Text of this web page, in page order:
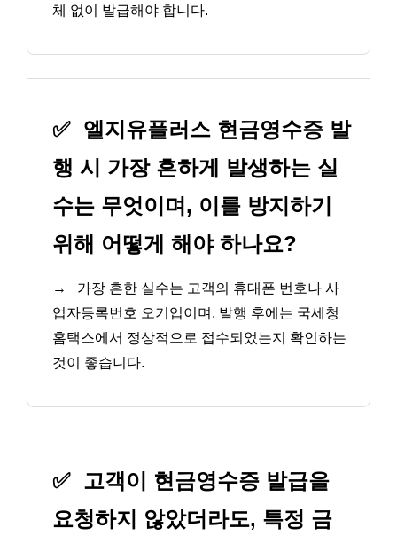
체 없이 발급해야 합니다.
✅ 엘지유플러스 현금영수증 발
행 시 가장 흔하게 발생하는 실
수는 무엇이며, 이를 방지하기
위해 어떻게 해야 하나요?
→
가장 흔한 실수는 고객의 휴대폰 번호나 사
업자등록번호 오기입이며, 발행 후에는 국세청
홈택스에서 정상적으로 접수되었는지 확인하는
것이 좋습니다.
✅ 고객이 현금영수증 발급을
요청하지 않았더라도, 특정 금